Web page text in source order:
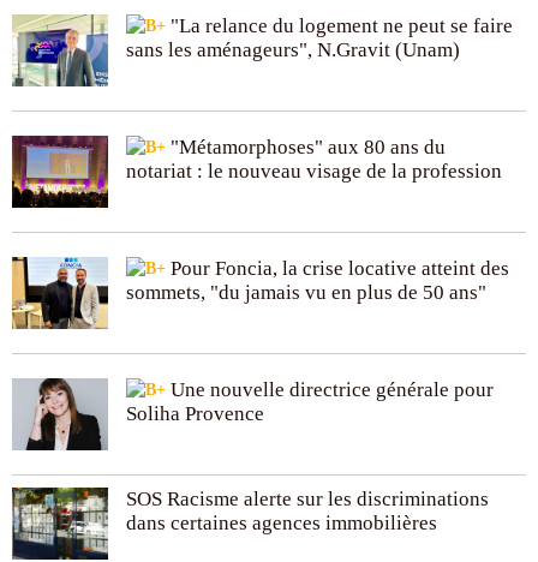
"La relance du logement ne peut se faire
sans les aménageurs", N.Gravit (Unam)
"Métamorphoses" aux 80 ans du
notariat : le nouveau visage de la profession
Pour Foncia, la crise locative atteint des
sommets, "du jamais vu en plus de 50 ans"
Une nouvelle directrice générale pour
Soliha Provence
SOS Racisme alerte sur les discriminations
dans certaines agences immobilières